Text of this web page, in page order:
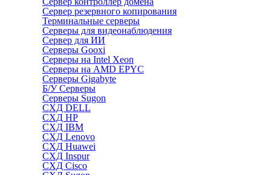
Сервер резервного копирования
Терминальные серверы
Серверы для видеонаблюдения
Сервер для ИИ
Серверы Gooxi
Серверы на Intel Xeon
Серверы на AMD EPYC
Серверы Gigabyte
Б/У Серверы
Серверы Sugon
СХД DELL
СХД HP
СХД IBM
СХД Lenovo
СХД Huawei
СХД Inspur
СХД Cisco